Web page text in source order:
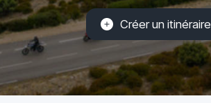
Créer un itinéraire